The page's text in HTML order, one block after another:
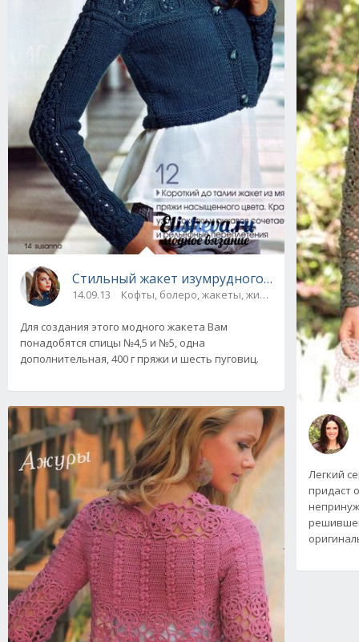
Стильный жакет изумрудного цвета
14.09.13 Кофты, болеро, жакеты, жилеты / Пальто,
Для создания этого модного жакета Вам
понадобятся спицы №4,5 и №5, одна
дополнительная, 400 г пряжи и шесть пуговиц.
Легкий
придаст